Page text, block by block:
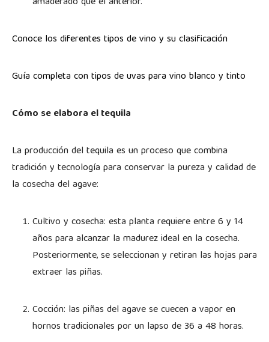
Conoce los diferentes tipos de vino y su clasificación
Guía completa con tipos de uvas para vino blanco y tinto
Cómo se elabora el tequila
La producción del tequila es un proceso que combina
tradición y tecnología para conservar la pureza y calidad de
la cosecha del agave:
Cultivo y cosecha: esta planta requiere entre 6 y 14
años para alcanzar la madurez ideal en la cosecha.
Posteriormente, se seleccionan y retiran las hojas para
extraer las piñas.
Cocción: las piñas del agave se cuecen a vapor en
hornos tradicionales por un lapso de 36 a 48 horas.